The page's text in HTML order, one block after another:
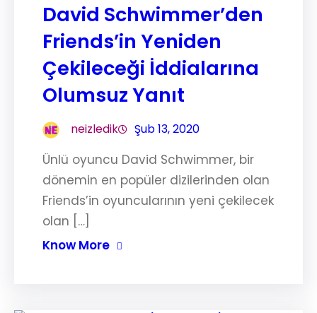
David Schwimmer’den
Friends’in Yeniden
Çekileceği İddialarına
Olumsuz Yanıt
neizledik Şub 13, 2020
Ünlü oyuncu David Schwimmer, bir
dönemin en popüler dizilerinden olan
Friends’in oyuncularının yeni çekilecek
olan […]
Know More